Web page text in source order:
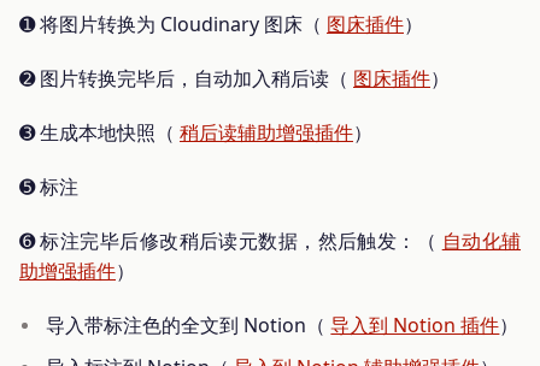
➊ 将图片转换为 Cloudinary 图床（ 图床插件）
➋ 图片转换完毕后，自动加入稍后读（ 图床插件）
➌ 生成本地快照（ 稍后读辅助增强插件）
➎ 标注
➏ 标注完毕后修改稍后读元数据，然后触发：（ 自动化辅
助增强插件）
导入带标注色的全文到 Notion（导入到 Notion 插件）